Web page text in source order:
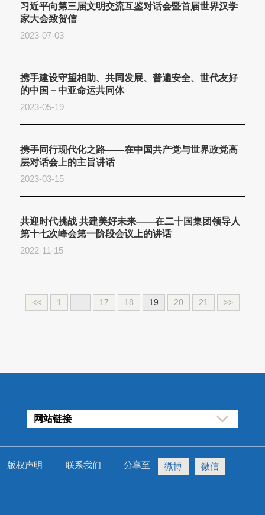
习近平向第三届文明交流互鉴对话会暨首届世界汉学
家大会致贺信
2023-07-03
携手建设守望相助、共同发展、普遍安全、世代友好
的中国－中亚命运共同体
2023-05-19
携手同行现代化之路——在中国共产党与世界政党高
层对话会上的主旨讲话
2023-03-15
共迎时代挑战 共建美好未来——在二十国集团领导人
第十七次峰会第一阶段会议上的讲话
2022-11-15
<< 1 ... 17 18 19 20 21 >>
网站链接
版权声明 联系我们 分享至 微博 微信